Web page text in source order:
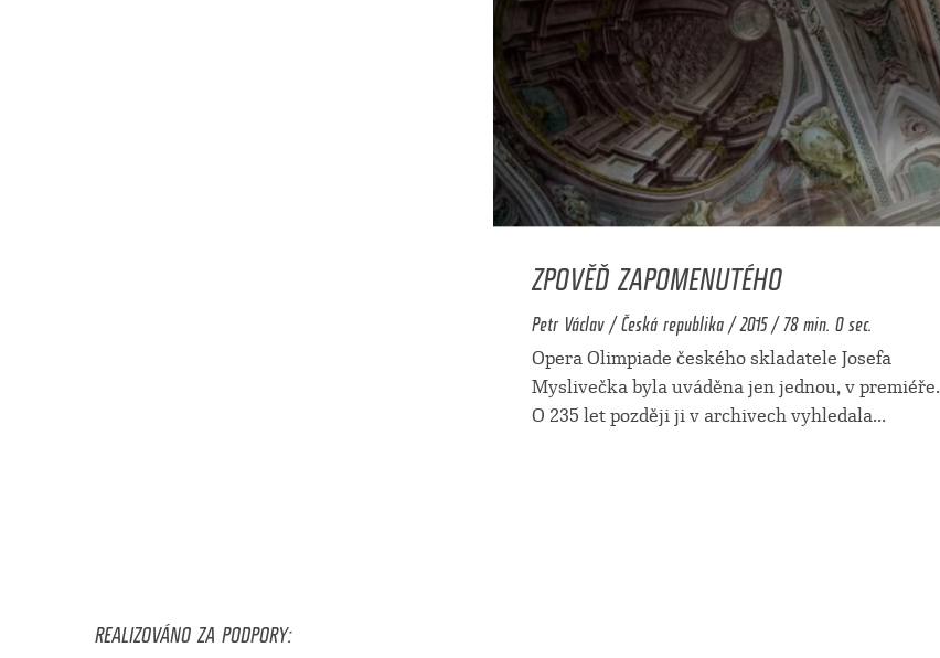
ZPOVĚĎ ZAPOMENUTÉHO
Petr Václav / Česká republika / 2015 / 78 min. 0 sec.
Opera Olimpiade českého skladatele Josefa
Myslivečka byla uváděna jen jednou, v premiéře.
O 235 let později ji v archivech vyhledala...
REALIZOVÁNO ZA PODPORY: